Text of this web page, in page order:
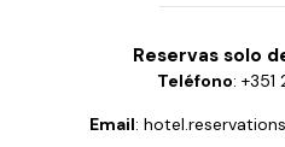
Reservas solo
Teléfono:
Email: